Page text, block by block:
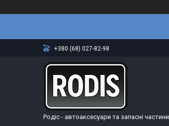
+380 (68) 027-82-98
Родіс - автоаксесуари та запасні частини